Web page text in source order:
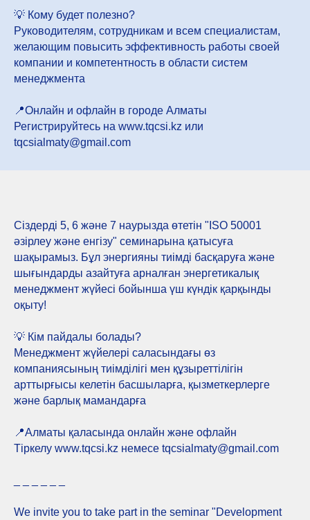
💡 Кому будет полезно?
Руководителям, сотрудникам и всем специалистам,
желающим повысить эффективность работы своей
компании и компетентность в области систем
менеджмента
📍Онлайн и офлайн в городе Алматы
Регистрируйтесь на www.tqcsi.kz или
tqcsialmaty@gmail.com
Сіздерді 5, 6 және 7 наурызда өтетін "ISO 50001
әзірлеу және енгізу" семинарына қатысуға
шақырамыз. Бұл энергияны тиімді басқаруға және
шығындарды азайтуға арналған энергетикалық
менеджмент жүйесі бойынша үш күндік қарқынды
оқыту!
💡 Кім пайдалы болады?
Менеджмент жүйелері саласындағы өз
компаниясының тиімділігі мен құзыреттілігін
арттырғысы келетін басшыларға, қызметкерлерге
және барлық мамандарға
📍Алматы қаласында онлайн және офлайн
Тіркелу www.tqcsi.kz немесе tqcsialmaty@gmail.com
We invite you to take part in the seminar "Development